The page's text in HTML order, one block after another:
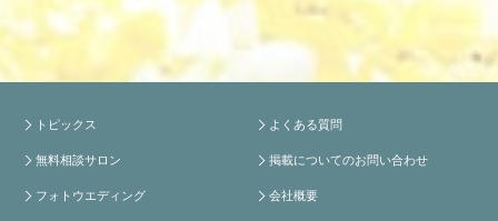
トピックス
無料相談サロン
フォトウエディング
よくある質問
掲載についてのお問い合わせ
会社概要